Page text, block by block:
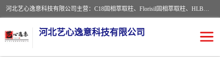
河北艺心逸意科技有限公司主营：C18固相萃取柱、Florisil固相萃取柱、HLB固相萃取柱、MCX固相萃取柱、QuEChERS、固相萃取空柱、针式过滤器 、固相萃取柱、黄曲霉毒素亲和柱。全国咨询热线：18630105913。河北艺心逸意科技有限公司接受来样定做，我们秉承着“顾客至上，锐意进取”的经营理念，坚持客户至上的原则为广大客户提供优质的服务，欢迎广大客户惠顾！免费咨询！
河北艺心逸意科技有限公司